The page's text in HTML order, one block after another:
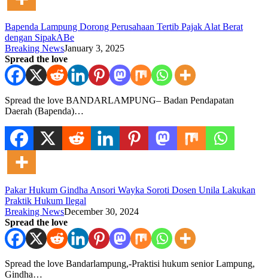
Bapenda Lampung Dorong Perusahaan Tertib Pajak Alat Berat
dengan SipakABe
Breaking NewsJanuary 3, 2025
Spread the love
Spread the love BANDARLAMPUNG– Badan Pendapatan
Daerah (Bapenda)…
Pakar Hukum Gindha Ansori Wayka Soroti Dosen Unila Lakukan
Praktik Hukum Ilegal
Breaking NewsDecember 30, 2024
Spread the love
Spread the love Bandarlampung,-Praktisi hukum senior Lampung,
Gindha…